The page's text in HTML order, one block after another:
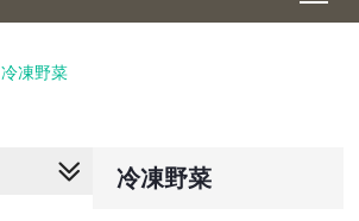
冷凍野菜
冷凍野菜